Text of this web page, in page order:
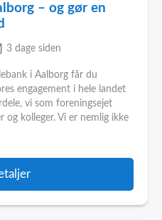
– og gør en
3 dage siden
i Aalborg får du
engagement i hele landet
vi som foreningsejet
og kolleger. Vi er nemlig ikke